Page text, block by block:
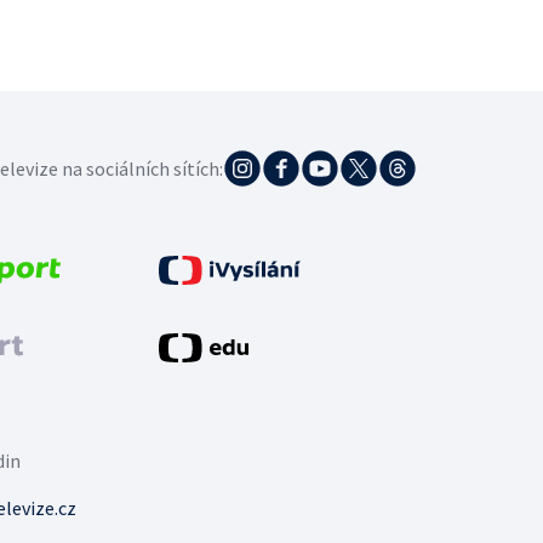
na sociálních sítích: